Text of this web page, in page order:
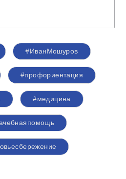
#ИванМошуров
#профориентация
#медицина